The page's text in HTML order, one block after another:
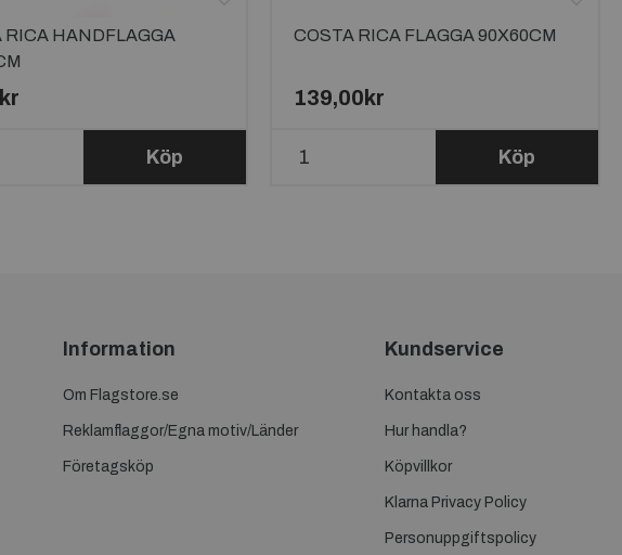
RICA HANDFLAGGA
Köp
COSTA RICA FLAGGA 90X60CM
139,00kr
Köp
Information
Om Flagstore.se
Reklamflaggor/Egna motiv/Länder
Företagsköp
Kundservice
Kontakta oss
Hur handla?
Köpvillkor
Klarna Privacy Policy
Personuppgiftspolicy